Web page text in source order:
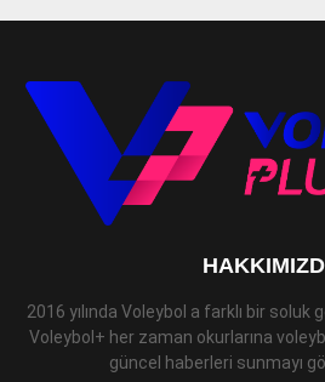
2016 yılında Voleybol a farklı bir soluk
Voleybol+ her zaman okurlarına
güncel haberleri sunmayı